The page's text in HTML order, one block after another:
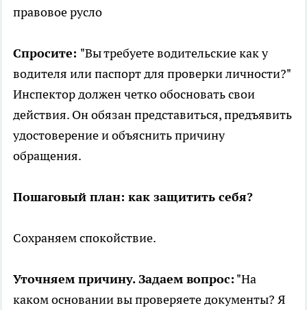
правовое русло
Спросите: "Вы требуете водительские как у
водителя или паспорт для проверки личности?"
Инспектор должен четко обосновать свои
действия. Он обязан представиться, предъявить
удостоверение и объяснить причину
обращения.
Пошаговый план: как защитить себя?
Сохраняем спокойствие.
Уточняем причину. Задаем вопрос: "На
каком основании вы проверяете документы? Я